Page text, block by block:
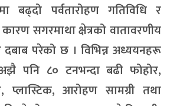
बढ्दो पर्वतारोहण गतिविधि र
सगरमाथा क्षेत्रको वातावरणीय
दबाब परेको छ । विभिन्न अध्ययनहरू
पनि ८० टनभन्दा बढी फोहोर,
प्लास्टिक, आरोहण सामग्री तथा